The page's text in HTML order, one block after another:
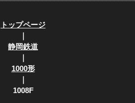
トップページ
｜
静岡鉄道
｜
1000形
｜
1008F